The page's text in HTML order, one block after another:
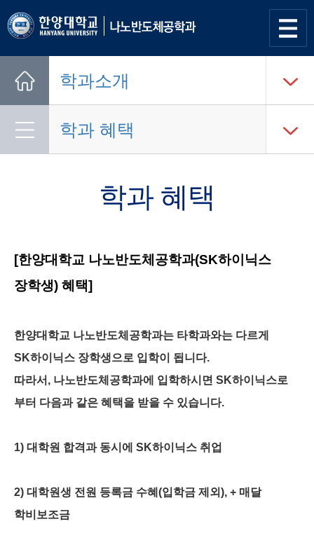
사이트
학과소개
학과 혜택
학과 혜택
[한양대학교 나노반도체공학과(SK하이닉스
장학생) 혜택]
한양대학교 나노반도체공학과는 타학과와는 다르게
SK하이닉스 장학생으로 입학이 됩니다.
따라서, 나노반도체공학과에 입학하시면 SK하이닉스로
부터 다음과 같은 혜택을 받을 수 있습니다.
1) 대학원 합격과 동시에 SK하이닉스 취업
2) 대학원생 전원 등록금 수혜(입학금 제외), + 매달
학비보조금